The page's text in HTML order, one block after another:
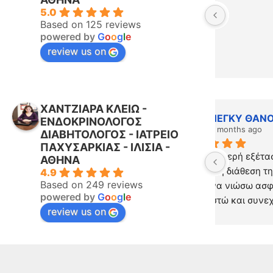
5.0
Based on 125 reviews
powered by Google
review us on
ΧΑΝΤΖΙΑΡΑ ΚΛΕΙΩ -
ΕΝΔΟΚΡΙΝΟΛΟΓΟΣ
ΔΙΑΒΗΤΟΛΟΓΟΣ - ΙΑΤΡΕΙΟ
ΠΑΧΥΣΑΡΚΙΑΣ - ΙΛΙΣΙΑ -
ΑΘΗΝΑ
4.9
Based on 249 reviews
powered by Google
review us on
Evi Papadopoulou
6 months ago
Εξαιρετική γιατρός και άνθρωπος!!!
Λεπτομερής εξέταση και συζήτηση με
αληθινό ενδιαφέρον για τον ασθενή!
6
Αριστη
της